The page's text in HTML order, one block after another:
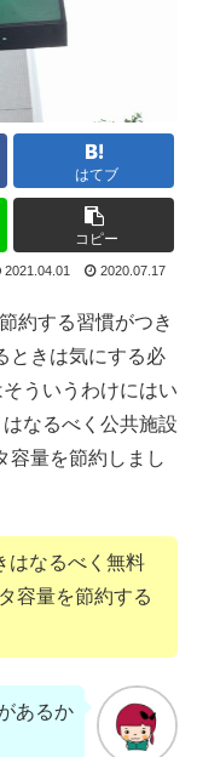
はてブ
コピー
2021.04.01 2020.07.17
約する習慣がつき
ときは気にする必
ういうわけにはい
なるべく公共施設
容量を節約しまし
はなるべく無料
容量を節約する
あるか